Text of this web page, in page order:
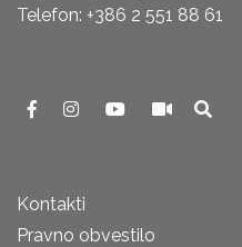
Telefon: +386 2 551 88 61
Kontakti
Pravno obvestilo